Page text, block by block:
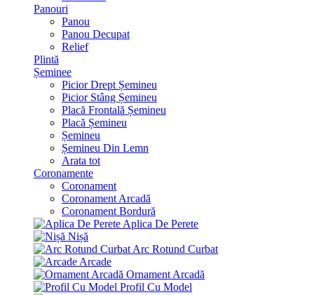
Panouri
Panou
Panou Decupat
Relief
Plintă
Șeminee
Picior Drept Șemineu
Picior Stâng Șemineu
Placă Frontală Șemineu
Placă Șemineu
Șemineu
Șemineu Din Lemn
Arata tot
Coronamente
Coronament
Coronament Arcadă
Coronament Bordură
Aplica De Perete
Nișă
Arc Rotund Curbat
Arcade
Ornament Arcadă
Profil Cu Model